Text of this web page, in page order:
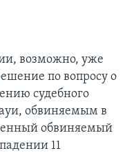
возможно, уже
по вопросу о
судебного
обвиняемым в
обвиняемый
11